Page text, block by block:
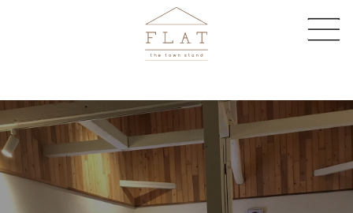
CAFE
SHARE SPACE
EC STORE
COMPANY
CONTACT